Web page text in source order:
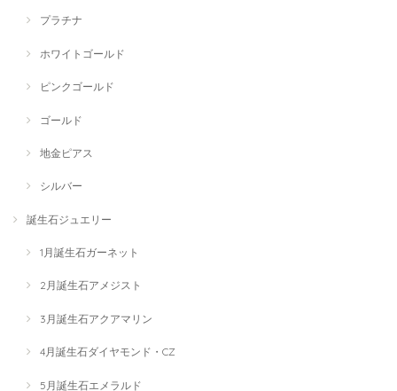
プラチナ
ホワイトゴールド
ピンクゴールド
ゴールド
地金ピアス
シルバー
誕生石ジュエリー
1月誕生石ガーネット
2月誕生石アメジスト
3月誕生石アクアマリン
4月誕生石ダイヤモンド・CZ
5月誕生石エメラルド